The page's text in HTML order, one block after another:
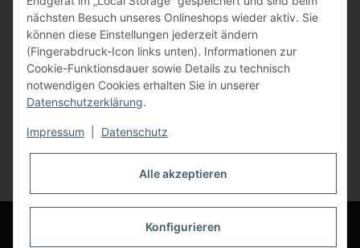
info@bauer-tore.de
Vertrag widerrufen
* Alle Preise inkl. gesetzlicher USt., zzgl.Versand
© Bauer-Systemtechnik GmbH - Technische Änderungen und Irrtümer
vorbehalten
nächsten Besuch unseres Onlineshops wieder aktiv. Sie
können diese Einstellungen jederzeit ändern
(Fingerabdruck-Icon links unten). Informationen zur
Cookie-Funktionsdauer sowie Details zu technisch
notwendigen Cookies erhalten Sie in unserer
Datenschutzerklärung.
Impressum Datenschutz
Alle akzeptieren
Konfigurieren